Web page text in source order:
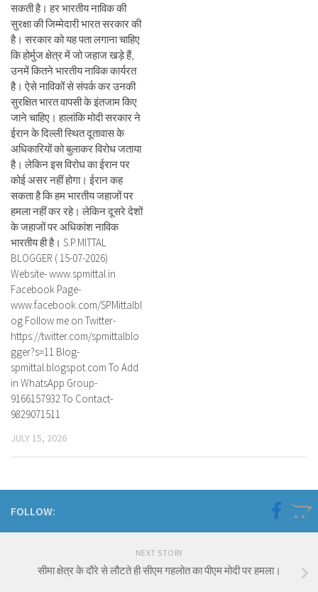
सकती है। हर भारतीय नाविक की
सुरक्षा की जिम्मेदारी भारत सरकार की
है। सरकार को यह पता लगाना चाहिए
कि होर्मुज क्षेत्र में जो जहाज खड़े हैं,
उनमें कितने भारतीय नाविक कार्यरत
है। ऐसे नाविकों से संपर्क कर उनकी
सुरक्षित भारत वापसी के इंतजाम किए
जाने चाहिए। हालांकि मोदी सरकार ने
ईरान के दिल्ली स्थित दूतावास के
अधिकारियों को बुलाकर विरोध जताया
है। लेकिन इस विरोध का ईरान पर
कोई असर नहीं होगा। ईरान कह
सकता है कि हम भारतीय जहाजों पर
हमला नहीं कर रहे। लेकिन दूसरे देशों
के जहाजों पर अधिकांश नाविक
भारतीय ही है। S.P.MITTAL
BLOGGER ( 15-07-2026)
Website- www.spmittal.in
Facebook Page-
www.facebook.com/SPMittalbl
og Follow me on Twitter-
https://twitter.com/spmittalblo
gger?s=11 Blog-
spmittal.blogspot.com To Add
in WhatsApp Group-
9166157932 To Contact-
9829071511
JULY 15, 2026
FOLLOW:
NEXT STORY
सीमा क्षेत्र के दौरे से लौटते ही सीएम गहलोत का पीएम मोदी पर हमला।